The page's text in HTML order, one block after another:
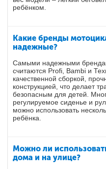
ребёнком.
Какие бренды
надежные?
Самыми надежными
считаются Profi, Bambi и
качественной сборкой,
конструкцией, что делает
безопасным для детей.
регулируемое сиденье и
можно использовать
ребёнка.
Можно ли
дома и на улице?